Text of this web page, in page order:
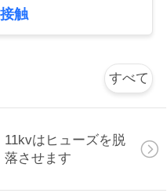
接触
すべて
11kvはヒューズを脱
落させます